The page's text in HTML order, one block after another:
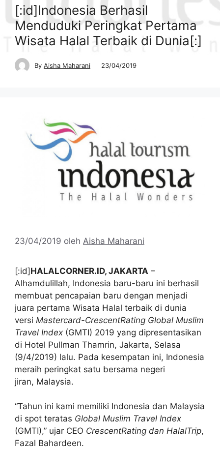
[:id]Indonesia Berhasil
Menduduki Peringkat Pertama
Wisata Halal Terbaik di Dunia[:]
By Aisha Maharani 23/04/2019
23/04/2019 oleh Aisha Maharani
[:id]HALALCORNER.ID, JAKARTA –
Alhamdulillah, Indonesia baru-baru ini berhasil
membuat pencapaian baru dengan menjadi
juara pertama Wisata Halal terbaik di dunia
versi Mastercard-CrescentRating Global Muslim
Travel Index (GMTI) 2019 yang dipresentasikan
di Hotel Pullman Thamrin, Jakarta, Selasa
(9/4/2019) lalu. Pada kesempatan ini, Indonesia
meraih peringkat satu bersama negeri
jiran, Malaysia.
“Tahun ini kami memiliki Indonesia dan Malaysia
di spot teratas Global Muslim Travel Index
(GMTI),” ujar CEO CrescentRating dan HalalTrip,
Fazal Bahardeen.